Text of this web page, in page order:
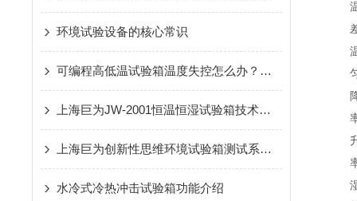
环境试验设备的核心常识​
可编程高低温试验箱温度失控怎么办？常见故障排查指南
上海巨为JW-2001恒温恒湿试验箱技术参数
上海巨为创新性思维环境试验箱测试系统高精度检测，世界
水冷式冷热冲击试验箱功能介绍